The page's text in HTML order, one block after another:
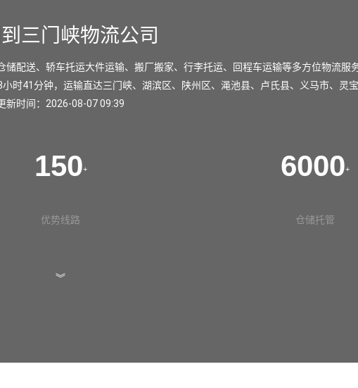
三门峡物流公司
配送、轿车托运大件运输、搬厂搬家、行李托运、回程车运输等多方位物流服务
时41分钟，运输直达三门峡、 湖滨区、 陕州区、 渑池县、 卢氏县、 义马市、 灵
新时间：2026-08-07 09:39
150+
优势线路
6000+
仓储托管
︾